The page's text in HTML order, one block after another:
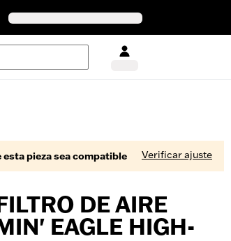
esta pieza sea compatible Verificar ajuste
DE AIRE
EAGLE HIGH-